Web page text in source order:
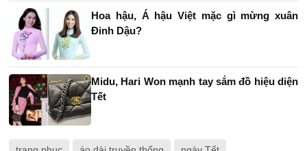
Hoa hậu, Á hậu Việt mặc gì mừng xuân
Đinh Dậu?
Midu, Hari Won mạnh tay sắm đồ hiệu diện
Tết